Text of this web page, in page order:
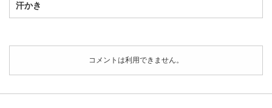
汗かき
コメントは利用できません。